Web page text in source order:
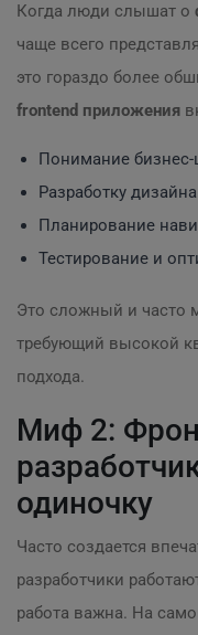
Когда люди слышат о
чаще всего
это гораздо более
frontend приложения
Понимание бизнес-
Разработку
Планирование
Тестирование и
Это сложный и часто
требующий высокой
подхода.
Миф 2:
одиночку
Часто создается
разработчики
работа важна. На